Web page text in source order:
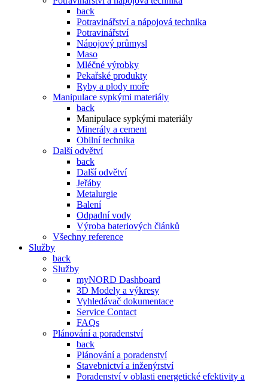
back
Potravinářství a nápojová technika
Potravinářství
Nápojový průmysl
Maso
Mléčné výrobky
Pekařské produkty
Ryby a plody moře
Manipulace sypkými materiály
back
Manipulace sypkými materiály
Minerály a cement
Obilní technika
Další odvětví
back
Další odvětví
Jeřáby
Metalurgie
Balení
Odpadní vody
Výroba bateriových článků
Všechny reference
Služby
back
Služby
myNORD Dashboard
3D Modely a výkresy
Vyhledávač dokumentace
Service Contact
FAQs
Plánování a poradenství
back
Plánování a poradenství
Stavebnictví a inženýrství
Poradenství v oblasti energetické efektivity a